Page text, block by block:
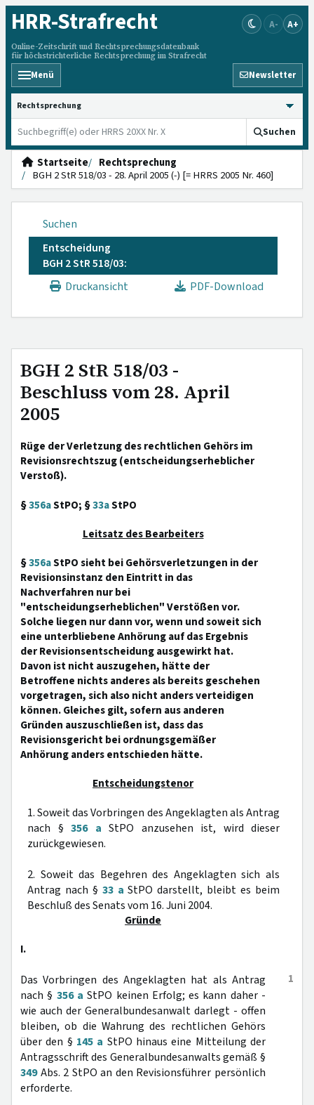
HRR-Strafrecht
Online-Zeitschrift und Rechtsprechungsdatenbank
für höchstrichterliche Rechtsprechung im Strafrecht
A- A+
Menü Newsletter
HRRS durchsuchen
Suchen
Startseite
Rechtsprechung
BGH 2 StR 518/03 - 28. April 2005 (-) [= HRRS 2005 Nr. 460]
Suchen
Entscheidung
BGH 2 StR 518/03:
Druckansicht
PDF-Download
BGH 2 StR 518/03 -
Beschluss vom 28. April
2005
Rüge der Verletzung des rechtlichen Gehörs im
Revisionsrechtszug (entscheidungserheblicher
Verstoß).
§356aStPO; §33aStPO
Leitsatz des Bearbeiters
§356aStPO sieht bei Gehörsverletzungen in der
Revisionsinstanz den Eintritt in das
Nachverfahren nur bei
"entscheidungserheblichen" Verstößen vor.
Solche liegen nur dann vor, wenn und soweit sich
eine unterbliebene Anhörung auf das Ergebnis
der Revisionsentscheidung ausgewirkt hat.
Davon ist nicht auszugehen, hätte der
Betroffene nichts anderes als bereits geschehen
vorgetragen, sich also nicht anders verteidigen
können. Gleiches gilt, sofern aus anderen
Gründen auszuschließen ist, dass das
Revisionsgericht bei ordnungsgemäßer
Anhörung anders entschieden hätte.
Entscheidungstenor
1. Soweit das Vorbringen des Angeklagten als Antrag
nach § 356 a StPO anzusehen ist, wird dieser
zurückgewiesen.
2. Soweit das Begehren des Angeklagten sich als
Antrag nach § 33 a StPO darstellt, bleibt es beim
Beschluß des Senats vom 16. Juni 2004.
Gründe
I.
1
Das Vorbringen des Angeklagten hat als Antrag
nach § 356 a StPO keinen Erfolg; es kann daher -
wie auch der Generalbundesanwalt darlegt - offen
bleiben, ob die Wahrung des rechtlichen Gehörs
über den § 145 a StPO hinaus eine Mitteilung der
Antragsschrift des Generalbundesanwalts gemäß §
349Abs. 2 StPO an den Revisionsführer persönlich
erforderte.